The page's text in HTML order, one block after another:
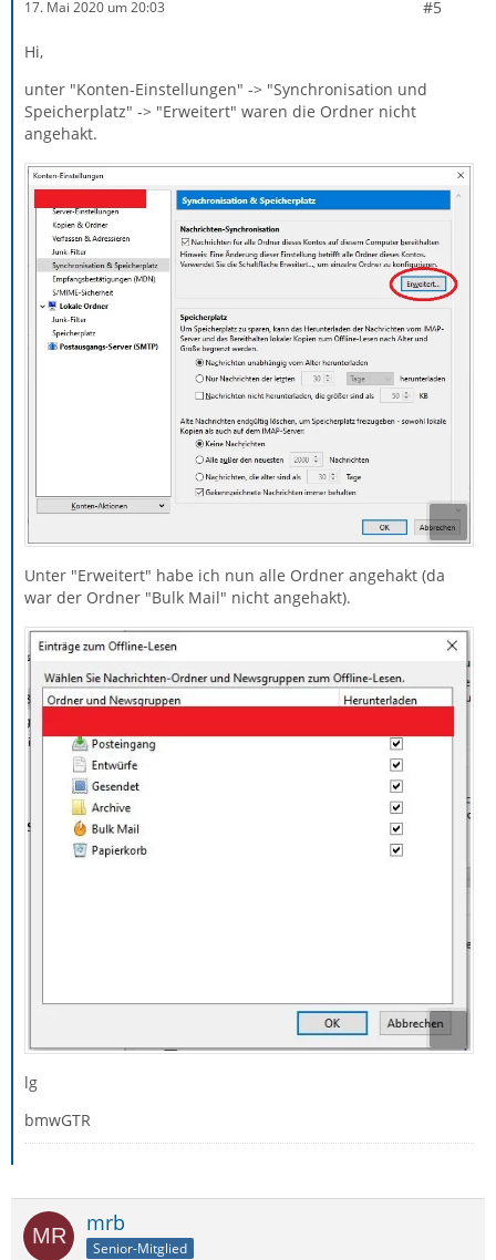
17. Mai 2020 um 20:03 #5
Hi,
unter "Konten-Einstellungen" -> "Synchronisation und
Speicherplatz" -> "Erweitert" waren die Ordner nicht
angehakt.
Unter "Erweitert" habe ich nun alle Ordner angehakt (da
war der Ordner "Bulk Mail" nicht angehakt).
lg
bmwGTR
mrb
Senior-Mitglied